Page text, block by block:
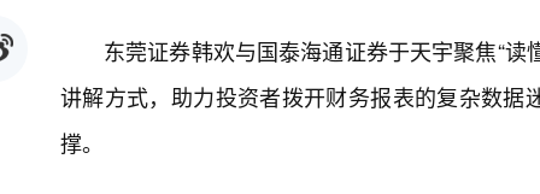
东莞证券韩欢与国泰海通证券于天宇聚焦“读
讲解方式，助力投资者拨开财务报表的复杂数
撑。